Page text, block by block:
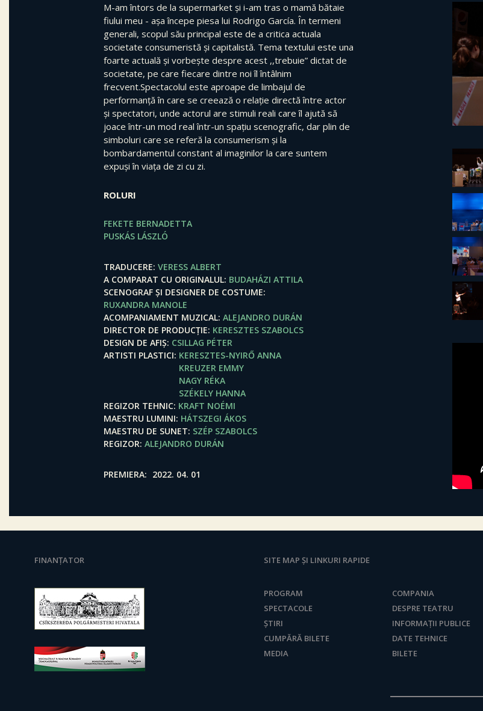
M-am întors de la supermarket și i-am tras o mamă bătaie
fiului meu - așa începe piesa lui Rodrigo García. În termeni
generali, scopul său principal este de a critica actuala
societate consumeristă și capitalistă. Tema textului este una
foarte actuală și vorbește despre acest ,,trebuie” dictat de
societate, pe care fiecare dintre noi îl întâlnim
frecvent.Spectacolul este aproape de limbajul de
performanță în care se creează o relație directă între actor
și spectatori, unde actorul are stimuli reali care îl ajută să
joace într-un mod real într-un spațiu scenografic, dar plin de
simboluri care se referă la consumerism și la
bombardamentul constant al imaginilor la care suntem
expuși în viața de zi cu zi.
ROLURI
FEKETE BERNADETTA
PUSKÁS LÁSZLÓ
TRADUCERE VERESS ALBERT
A COMPARAT CU ORIGINALUL BUDAHÁZI ATTILA
SCENOGRAF ȘI DESIGNER DE COSTUME
RUXANDRA MANOLE
ACOMPANIAMENT MUZICAL ALEJANDRO DURÁN
DIRECTOR DE PRODUCȚIE KERESZTES SZABOLCS
DESIGN DE AFIȘ CSILLAG PÉTER
ARTISTI PLASTICI KERESZTES-NYIRŐ ANNA
KREUZER EMMY
NAGY RÉKA
SZÉKELY HANNA
REGIZOR TEHNIC KRAFT NOÉMI
MAESTRU LUMINI HÁTSZEGI ÁKOS
MAESTRU DE SUNET SZÉP SZABOLCS
REGIZOR ALEJANDRO DURÁN
PREMIERA 2022. 04. 01
FINANȚATOR SITE MAP ȘI LINKURI RAPIDE
PROGRAM
SPECTACOLE
ȘTIRI
CUMPĂRĂ BILETE
MEDIA
COMPANIA
DESPRE TEATRU
INFORMAȚII PUBLICE
DATE TEHNICE
BILETE